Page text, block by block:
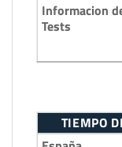
Informacion
Tests
TIEMPO